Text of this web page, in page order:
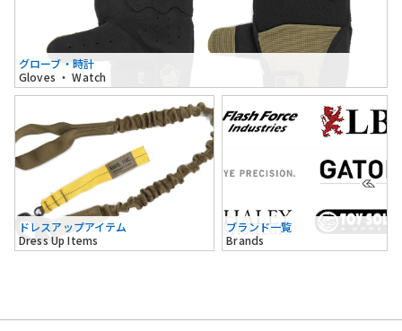
グローブ・時計
Gloves ・ Watch
ドレスアップアイテム
Dress Up Items
ブランド一覧
Brands